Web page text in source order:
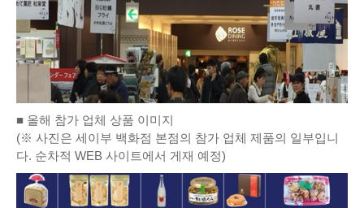
■ 올해 참가 업체 상품 이미지
(※ 사진은 세이부 백화점 본점의 참가 업체 제품의 일부입니
다. 순차적 WEB 사이트에서 게재 예정)